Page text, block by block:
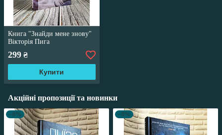
Книга "Знайди мене знову"
Вікторія Пига
299 ₴
Купити
Акційні пропозиції та новинки
–8% –8%